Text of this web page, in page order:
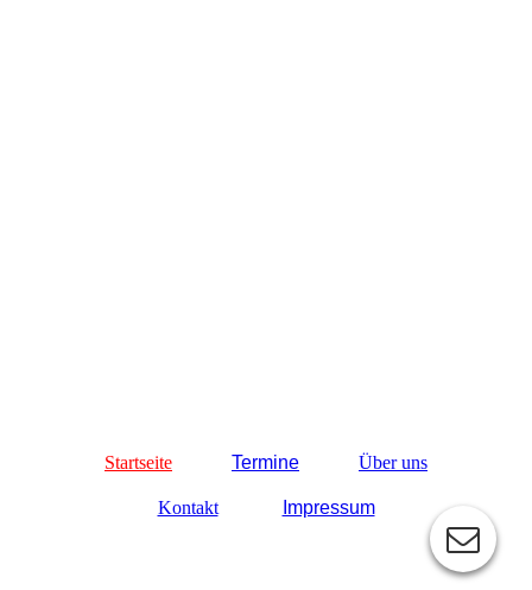
Startseite Termine Über uns
Kontakt Impressum